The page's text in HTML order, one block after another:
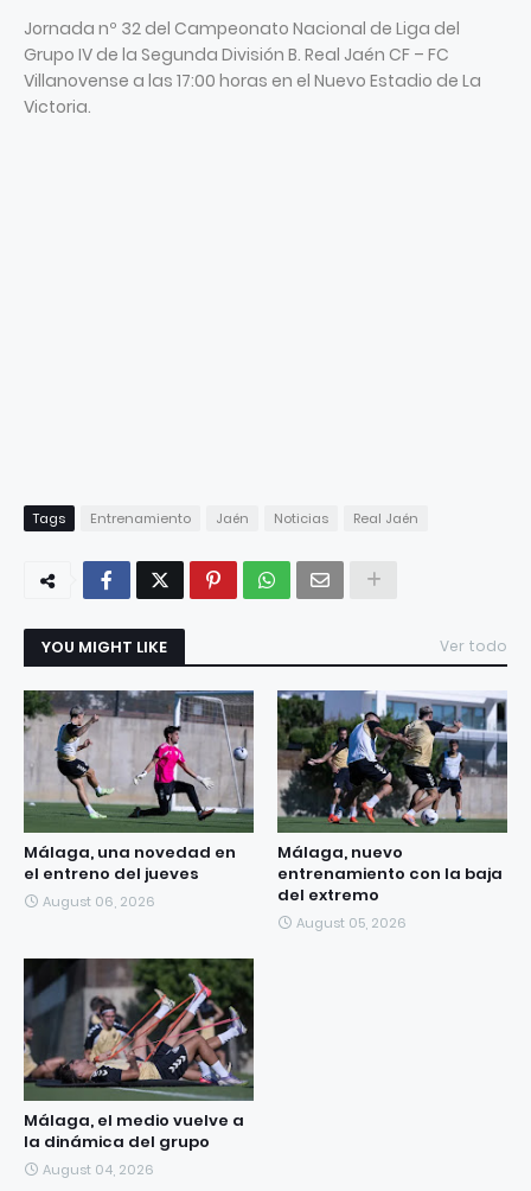
Jornada nº 32 del Campeonato Nacional de Liga del
Grupo IV de la Segunda División B. Real Jaén CF – FC
Villanovense a las 17:00 horas en el Nuevo Estadio de La
Victoria.
Tags Entrenamiento Jaén Noticias Real Jaén
YOU MIGHT LIKE Ver todo
Málaga, una novedad en
el entreno del jueves
August 06, 2026
Málaga, nuevo
entrenamiento con la baja
del extremo
August 05, 2026
Málaga, el medio vuelve a
la dinámica del grupo
August 04, 2026